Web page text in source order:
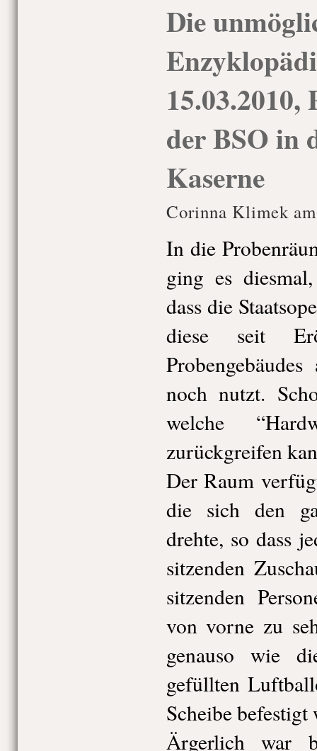
Die
15.03.2010,
der BSO in
Kaserne
Corinna Klimek
In die
ging es
dass die
diese seit
noch nutzt.
welche
zurückgreifen
Der Raum
die sich den
drehte, so dass
sitzenden
sitzenden
von vorne zu
genauso wie
gefüllten
Scheibe befestigt
Ärgerlich war